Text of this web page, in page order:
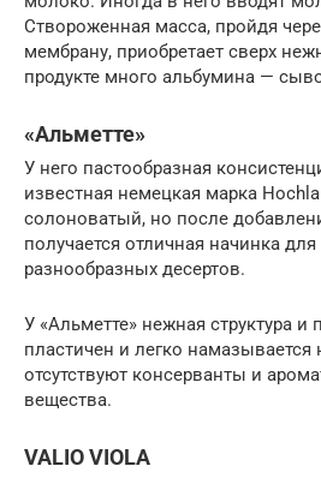
Створоженная масса, пройдя
мембрану, приобретает сверх
продукте много альбумина —
«Альметте»
У него пастообразная
известная немецкая марка
солоноватый, но после
получается отличная начинка
разнообразных десертов.
У «Альметте» нежная структура и
пластичен и легко намазывается
отсутствуют консерванты и
вещества.
VALIO VIOLA